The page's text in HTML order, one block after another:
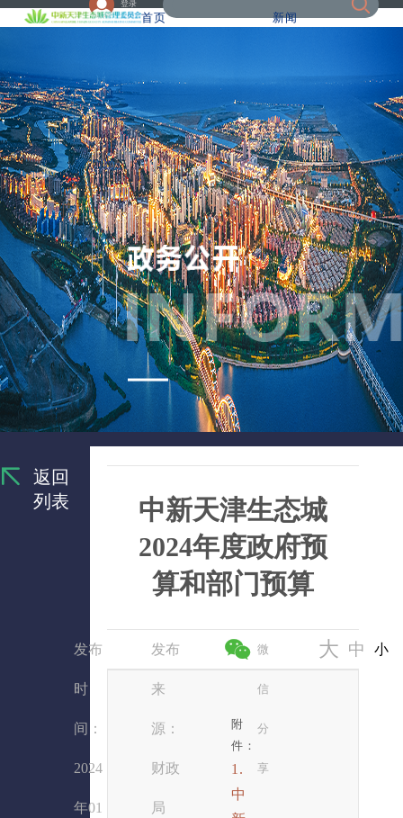
登录
首页 新闻
返回
列表
中新天津生态城
2024年度政府预
算和部门预算
发布
时
间：
2024
年01
发布
来
源：
财政
局
微
信
分
享
大 中 小
附
件：
1.
中